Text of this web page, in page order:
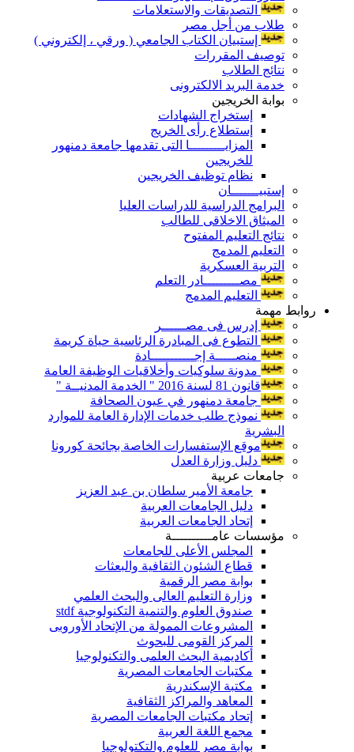
التصديقات والاستعلامات
طلاب من أجل مصر
إستبيان الكتاب الجامعي ( ورقي ، إلكتروني )
توصيف المقررات
نتائج الطلاب
خدمة البريد الالكترونى
بوابة الخريجين
إستخراج الشهادات
إستطلاع رأى الخريج
المزايـــــــــا التى تقدمها جامعة دمنهور
للخريجين
نظام توظيف الخريجين
إستبيـــــــان
البرامج الدراسية للدراسات العليا
الميثاق الاخلاقى للطالب
نتائج التعليم المفتوح
التعليم المدمج
التربية العسكرية
مصـــــــــادر التعلم
التعليم المدمج
روابط مهمة
إدرس فى مصــــــر
التطوع فى المبادرة الرئاسية حياة كريمة
منصـــــة إجـــــــــــادة
مدونة سلوكيات وأخلاقيات الوظيفة العامة
قانون 81 لسنة 2016 " الخدمة المدنيــة "
جامعة دمنهور في عيون الصحافة
نموذج طلب خدمات الإدارة العامة للموارد
البشرية
موقع الإستفسارات الخاصة بجائحة كورونا
دليل وزارة العدل
جامعات عربية
جامعة الأمير سلطان بن عبد العزيز
دليل الجامعات العربية
إتحاد الجامعات العربية
مؤسسات عامــــــــــة
المجلس الأعلى للجامعات
قطاع الشئون الثقافية والبعثات
بوابة مصر الرقمية
وزارة التعليم العالى والبحث العلمي
صندوق العلوم والتنمية التكنولوجية stdf
المشروعات الممولة من الإتحاد الأوروبى
المركز القومى للبحوث
أكاديمية البحث العلمى والتكنولوجيا
مكتبات الجامعات المصرية
مكتبة الإسكندرية
المعاهد والمراكز الثقافية
إتحاد مكتبات الجامعات المصرية
مجمع اللغة العربية
بوابة مصر للعلوم والتكتولوجيا